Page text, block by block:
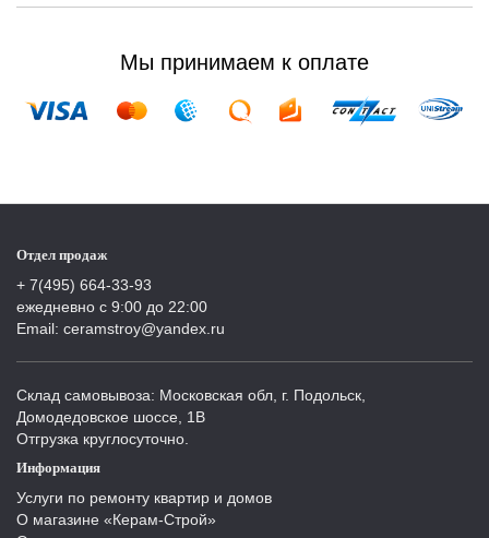
Мы принимаем к оплате
Отдел продаж
+ 7(495) 664-33-93
ежедневно с 9:00 до 22:00
Email: ceramstroy@yandex.ru
Склад самовывоза: Московская обл, г. Подольск,
Домодедовское шоссе, 1В
Отгрузка круглосуточно.
Информация
Услуги по ремонту квартир и домов
О магазине «Керам-Строй»